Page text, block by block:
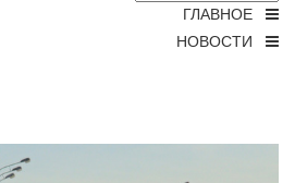
ГЛАВНОЕ
НОВОСТИ